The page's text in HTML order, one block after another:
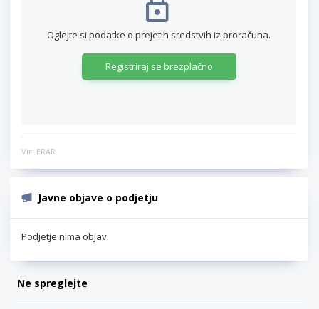
Oglejte si podatke o prejetih sredstvih iz proračuna.
Registriraj se brezplačno
Vir: ERAR
Javne objave o podjetju
Podjetje nima objav.
Ne spreglejte